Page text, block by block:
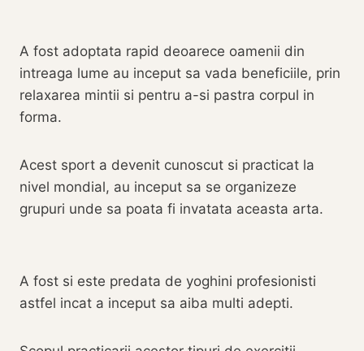
A fost adoptata rapid deoarece oamenii din
intreaga lume au inceput sa vada beneficiile, prin
relaxarea mintii si pentru a-si pastra corpul in
forma.
Acest sport a devenit cunoscut si practicat la
nivel mondial, au inceput sa se organizeze
grupuri unde sa poata fi invatata aceasta arta.
A fost si este predata de yoghini profesionisti
astfel incat a inceput sa aiba multi adepti.